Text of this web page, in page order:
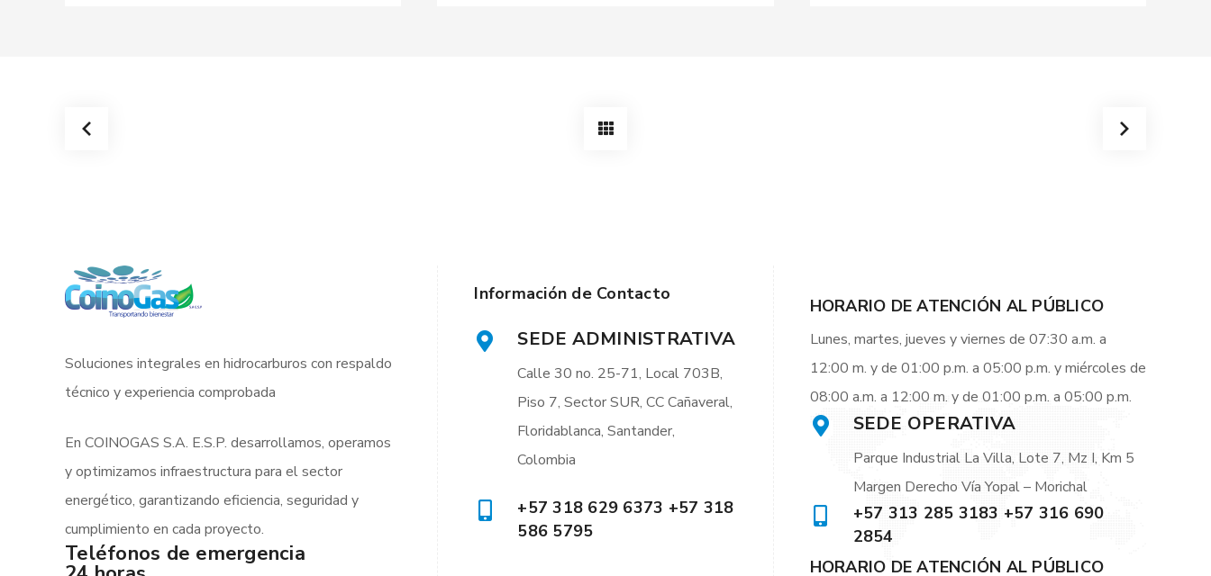
Soluciones integrales en hidrocarburos con respaldo
técnico y experiencia comprobada
En COINOGAS S.A. E.S.P. desarrollamos, operamos
y optimizamos infraestructura para el sector
energético, garantizando eficiencia, seguridad y
cumplimiento en cada proyecto.
Teléfonos de emergencia
Información de Contacto
SEDE ADMINISTRATIVA
Calle 30 no. 25-71, Local 703B,
Piso 7, Sector SUR, CC Cañaveral,
Floridablanca, Santander,
Colombia
+57 318 629 6373 +57 318
586 5795
HORARIO DE ATENCIÓN AL PÚBLICO
Lunes, martes, jueves y viernes de 07:30 a.m. a
12:00 m. y de 01:00 p.m. a 05:00 p.m. y miércoles de
08:00 a.m. a 12:00 m. y de 01:00 p.m. a 05:00 p.m.
SEDE OPERATIVA
Parque Industrial La Villa, Lote 7, Mz I, Km 5
Margen Derecho Vía Yopal – Morichal
+57 313 285 3183 +57 316 690
2854
HORARIO DE ATENCIÓN AL PÚBLICO